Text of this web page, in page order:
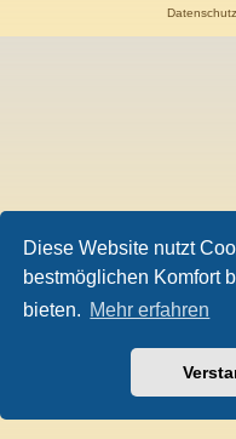
Diese Website nutzt
bestmöglichen Komfort
bieten. Mehr erfahren
Datenschutz